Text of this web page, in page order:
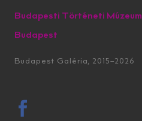
Budapesti Történeti Múzeum
Budapest
Budapest Galéria, 2015–2026